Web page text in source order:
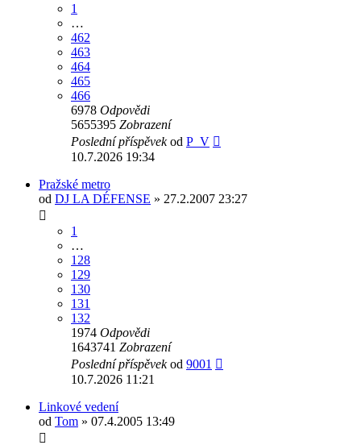
1
…
462
463
464
465
466
6978 Odpovědi
5655395 Zobrazení
Poslední příspěvekod P_V
10.7.2026 19:34
Pražské metro
od DJ LA DÉFENSE » 27.2.2007 23:27
1
…
128
129
130
131
132
1974 Odpovědi
1643741 Zobrazení
Poslední příspěvekod 9001
10.7.2026 11:21
Linkové vedení
od Tom » 07.4.2005 13:49